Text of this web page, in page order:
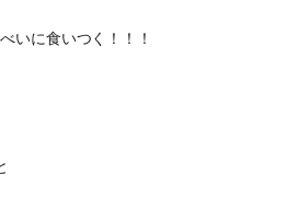
いに食いつく！！！